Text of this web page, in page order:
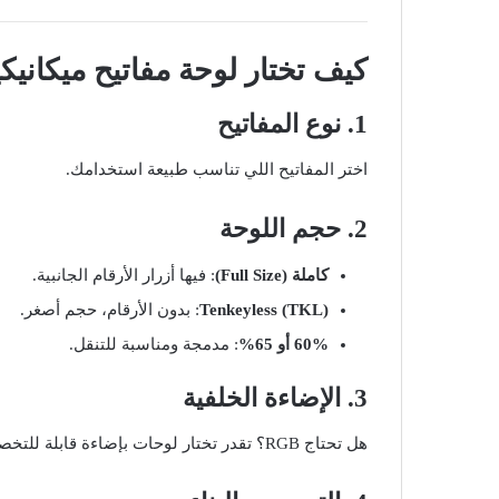
كيف تختار لوحة مفاتيح
1. نوع المفاتيح
اختر المفاتيح اللي تناسب طبيعة استخدامك.
2. حجم اللوحة
كاملة (Full Size)
: فيها أزرار الأرقام الجانبية.
Tenkeyless (TKL): بدون الأرقام، حجم أصغر.
60% أو 65%
: مدمجة ومناسبة للتنقل.
3. الإضاءة الخلفية
هل تحتاج RGB؟ تقدر تختار لوحات بإضاءة قابلة للتخصيص.